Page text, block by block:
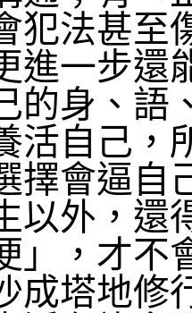
犯法甚至
進一步還
的身、語
活自己，
擇會逼自
以外，還
」，才
成塔地修